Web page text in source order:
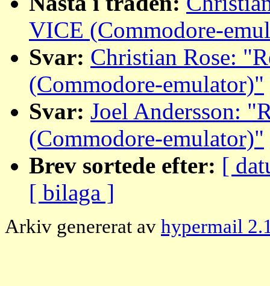
VICE (Commodore-
Svar: Christian Rose:
(Commodore-emulator)"
Svar: Joel Andersson:
(Commodore-emulator)"
Brev sortede efter: [
[ bilaga ]
Arkiv genererat av hypermail